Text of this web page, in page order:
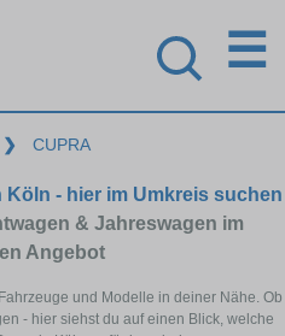
☰
❯ CUPRA
- hier im Umkreis suchen
& Jahreswagen im
Angebot
und Modelle in deiner Nähe. Ob
- hier siehst du auf einen Blick, welche